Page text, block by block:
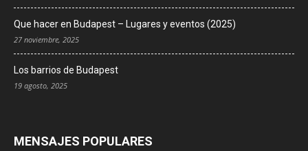
Que hacer en Budapest – Lugares y eventos (2025)
27 noviembre, 2025
Los barrios de Budapest
19 agosto, 2025
MENSAJES POPULARES